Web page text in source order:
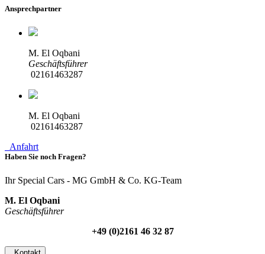
Ansprechpartner
M. El Oqbani
Geschäftsführer
02161463287
M. El Oqbani
02161463287
Anfahrt
Haben Sie noch Fragen?
Ihr Special Cars - MG GmbH & Co. KG-Team
M. El Oqbani
Geschäftsführer
+49 (0)2161 46 32 87